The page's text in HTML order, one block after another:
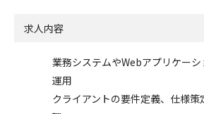
求人内容
業務システムやWebアプリケーシ
運用
クライアントの要件定義、仕様